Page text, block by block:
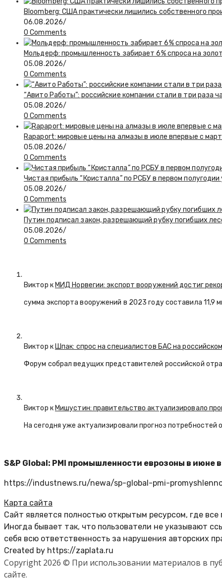
Bloomberg: США практически лишились собственного
06.08.2026/
0 Comments
Мольдерф: промышленность забирает 6% спроса на
05.08.2026/
0 Comments
“Авито Работы”: российские компании стали в три раза
05.08.2026/
0 Comments
Rapaport: мировые цены на алмазы в июле впервые с
05.08.2026/
0 Comments
Чистая прибыль “Кристалла” по РСБУ в первом полугодии
05.08.2026/
0 Comments
Путин подписал закон, разрешающий рубку погибших
05.08.2026/
0 Comments
Виктор кМИД Норвегии: экспорт вооружений достиг
сумма экспорта вооружений в 2023 году составила 11,9
Виктор кШпак: спрос на специалистов БАС на
Форум собрал ведущих представителей российской
Виктор кМишустин: правительство актуализировало
На сегодня уже актуализировали прогноз
S&P Global: PMI промышленности еврозоны в июне
https://industnews.ru/newa/sp-global-pmi-
Карта сайта
Сайт является полностью открытым ресурсом, где
Иногда бывает так, что пользователи не указывают
себя всю ответственность за нарушения авторских
Created by https://zaplata.ru
Copyright 2026 © При использовании материалов в
сайте.